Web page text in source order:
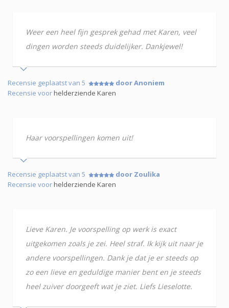
Weer een heel fijn gesprek gehad met Karen, veel
dingen worden steeds duidelijker. Dankjewel!
Recensie geplaatst van 5
door Anoniem
Recensie voorhelderziende Karen
Haar voorspellingen komen uit!
Recensie geplaatst van 5
door Zoulika
Recensie voorhelderziende Karen
Lieve Karen. Je voorspelling op werk is exact
uitgekomen zoals je zei. Heel straf. Ik kijk uit naar je
andere voorspellingen. Dank je dat je er steeds op
zo een lieve en geduldige manier bent en je steeds
heel zuiver doorgeeft wat je ziet. Liefs Lieselotte.